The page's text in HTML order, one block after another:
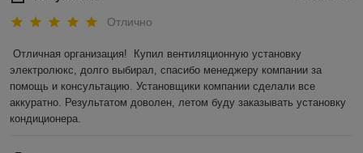
Отлично
Отличная организация!  Купил вентиляционную установку
электролюкс, долго выбирал, спасибо менеджеру компании за
помощь и консультацию. Установщики компании сделали все
аккуратно. Результатом доволен, летом буду заказывать установку
кондиционера.